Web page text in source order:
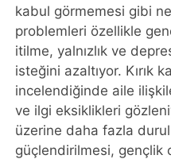
kabul görmemesi gibi
problemleri özellikle
itilme, yalnızlık ve
isteğini azaltıyor. Kırık
incelendiğinde aile
ve ilgi eksiklikleri
üzerine daha fazla
güçlendirilmesi, gençlik